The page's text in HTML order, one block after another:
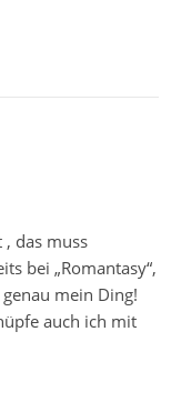
das muss
bei „Romantasy“,
mein Ding!
auch ich mit